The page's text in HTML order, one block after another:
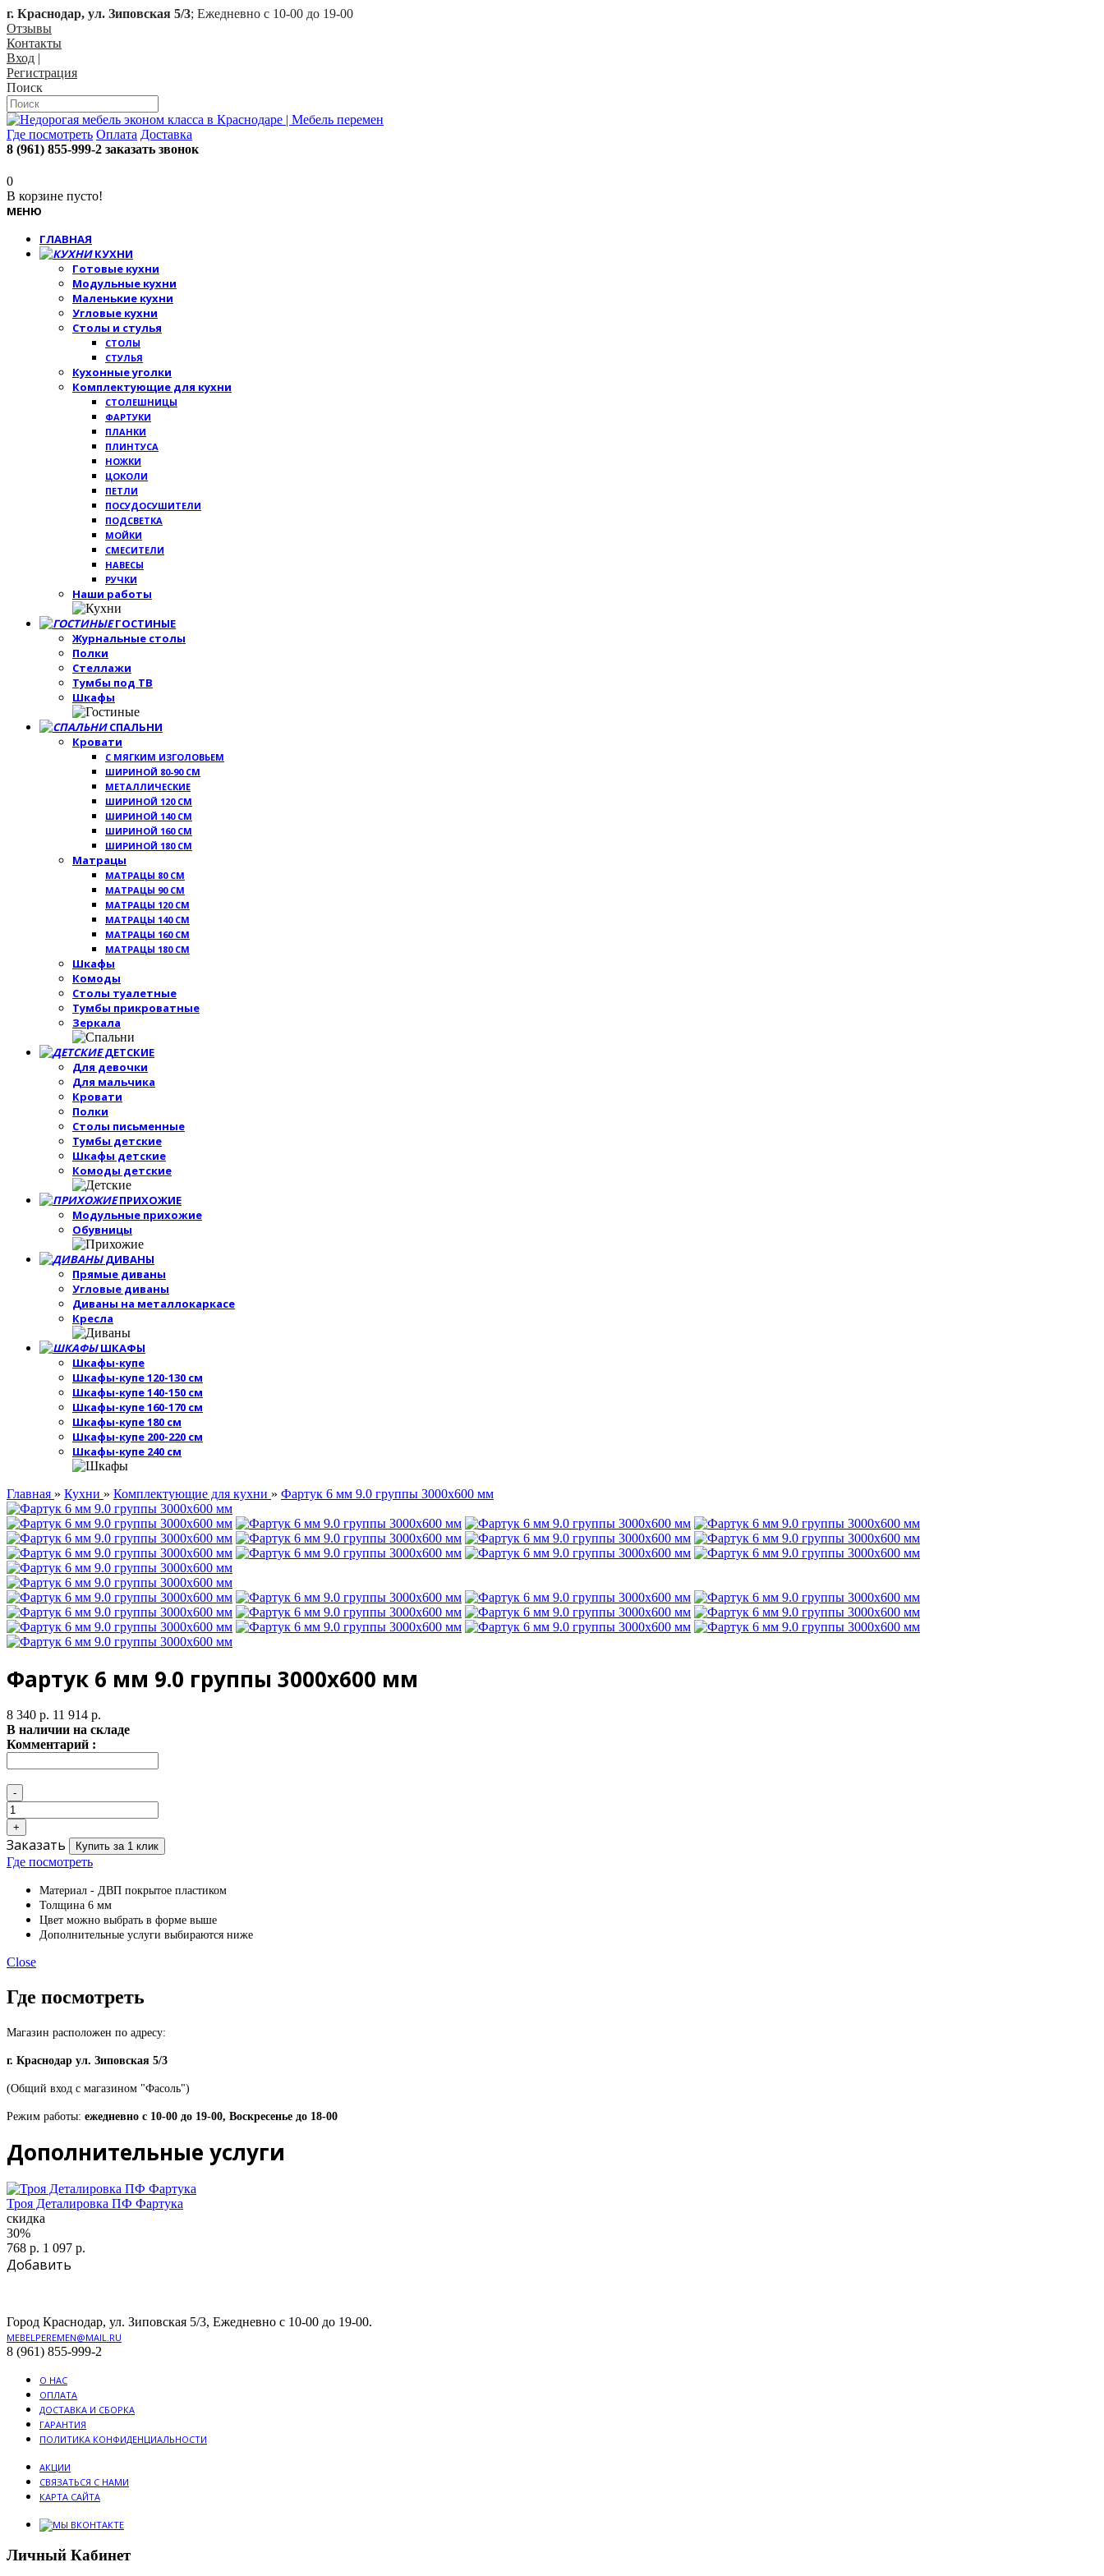
г. Краснодар, ул. Зиповская 5/3; Ежедневно с 10-00 до 19-00
Отзывы
Контакты
Вход |
Регистрация
Поиск
Где посмотреть Оплата Доставка
8 (961) 855-999-2 заказать звонок
0
В корзине пусто!
МЕНЮ
ГЛАВНАЯ
КУХНИ
Готовые кухни
Модульные кухни
Маленькие кухни
Угловые кухни
Столы и стулья
СТОЛЫ
СТУЛЬЯ
Кухонные уголки
Комплектующие для кухни
СТОЛЕШНИЦЫ
ФАРТУКИ
ПЛАНКИ
ПЛИНТУСА
НОЖКИ
ЦОКОЛИ
ПЕТЛИ
ПОСУДОСУШИТЕЛИ
ПОДСВЕТКА
МОЙКИ
СМЕСИТЕЛИ
НАВЕСЫ
РУЧКИ
Наши работы
ГОСТИНЫЕ
Журнальные столы
Полки
Стеллажи
Тумбы под ТВ
Шкафы
СПАЛЬНИ
Кровати
С МЯГКИМ ИЗГОЛОВЬЕМ
ШИРИНОЙ 80-90 СМ
МЕТАЛЛИЧЕСКИЕ
ШИРИНОЙ 120 СМ
ШИРИНОЙ 140 СМ
ШИРИНОЙ 160 СМ
ШИРИНОЙ 180 СМ
Матрацы
МАТРАЦЫ 80 СМ
МАТРАЦЫ 90 СМ
МАТРАЦЫ 120 СМ
МАТРАЦЫ 140 СМ
МАТРАЦЫ 160 СМ
МАТРАЦЫ 180 СМ
Шкафы
Комоды
Столы туалетные
Тумбы прикроватные
Зеркала
ДЕТСКИЕ
Для девочки
Для мальчика
Кровати
Полки
Столы письменные
Тумбы детские
Шкафы детские
Комоды детские
ПРИХОЖИЕ
Модульные прихожие
Обувницы
ДИВАНЫ
Прямые диваны
Угловые диваны
Диваны на металлокаркасе
Кресла
ШКАФЫ
Шкафы-купе
Шкафы-купе 120-130 см
Шкафы-купе 140-150 см
Шкафы-купе 160-170 см
Шкафы-купе 180 см
Шкафы-купе 200-220 см
Шкафы-купе 240 см
Главная » Кухни » Комплектующие для кухни » Фартук 6 мм 9.0 группы 3000х600 мм
Фартук 6 мм 9.0 группы 3000х600 мм
8 340 р. 11 914 р.
В наличии на складе
Комментарий :
Заказать Купить за 1 клик
Где посмотреть
Материал - ДВП покрытое пластиком
Толщина 6 мм
Цвет можно выбрать в форме выше
Дополнительные услуги выбираются ниже
Close
Где посмотреть
Магазин расположен по адресу:
г. Краснодар ул. Зиповская 5/3
(Общий вход с магазином "Фасоль")
Режим работы: ежедневно с 10-00 до 19-00, Воскресенье до 18-00
Дополнительные услуги
Троя Деталировка ПФ Фартука
скидка
30%
768 р. 1 097 р.
Добавить
Город Краснодар, ул. Зиповская 5/3, Ежедневно с 10-00 до 19-00.
MEBELPEREMEN@MAIL.RU
8 (961) 855-999-2
О НАС
ОПЛАТА
ДОСТАВКА И СБОРКА
ГАРАНТИЯ
ПОЛИТИКА КОНФИДЕНЦИАЛЬНОСТИ
АКЦИИ
СВЯЗАТЬСЯ С НАМИ
КАРТА САЙТА
Личный Кабинет